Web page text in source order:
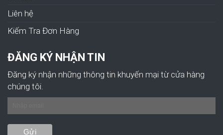
Liên hệ
Kiếm Tra Đơn Hàng
ĐĂNG KÝ NHẬN TIN
Đăng ký nhận những thông tin khuyến mại từ cửa hàng
chúng tôi.